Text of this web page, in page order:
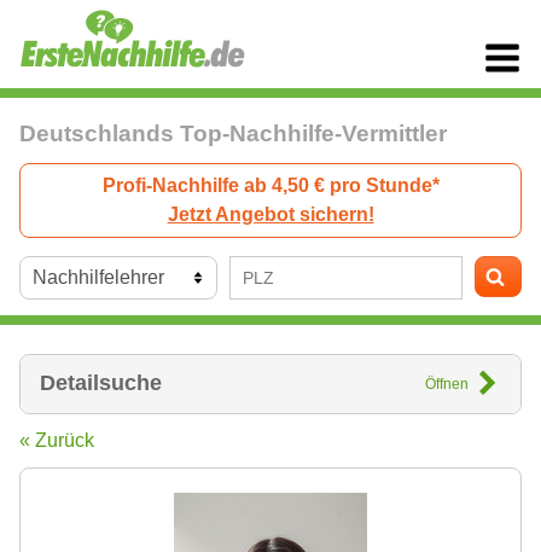
Deutschlands Top-Nachhilfe-Vermittler
Profi-Nachhilfe ab 4,50 € pro Stunde*
Jetzt Angebot sichern!
Detailsuche Öffnen
« Zurück